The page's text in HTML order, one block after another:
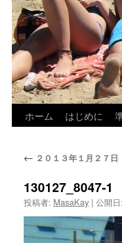
ホーム はじめに
← ２０１３年１月２７
130127_8047-1
投稿者: MasaKay | 公開日: